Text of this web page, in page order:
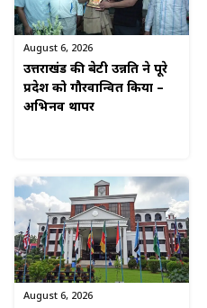
August 6, 2026
उत्तराखंड की बेटी उन्नति ने पूरे
प्रदेश को गौरवान्वित किया –
अभिनव थापर
August 6, 2026